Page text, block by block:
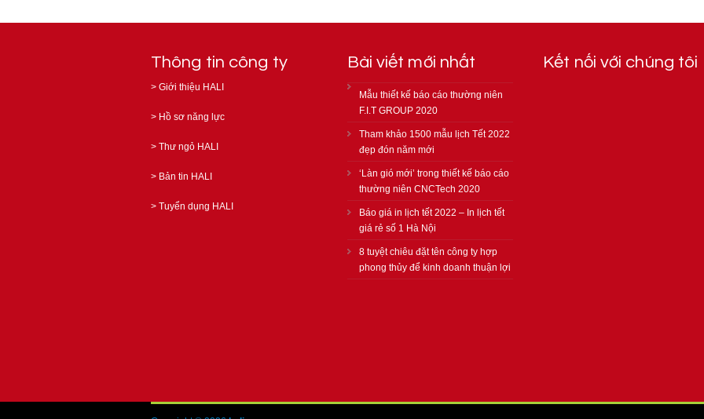
Thông tin công ty
> Giới thiệu HALI
> Hồ sơ năng lực
> Thư ngỏ HALI
> Bản tin HALI
> Tuyển dụng HALI
Bài viết mới nhất
Mẫu thiết kế báo cáo thường niên
F.I.T GROUP 2020
Tham khảo 1500 mẫu lịch Tết 2022
đẹp đón năm mới
‘Làn gió mới’ trong thiết kế báo cáo
thường niên CNCTech 2020
Báo giá in lịch tết 2022 – In lịch tết
giá rẻ số 1 Hà Nội
8 tuyệt chiêu đặt tên công ty hợp
phong thủy để kinh doanh thuận lợi
Kết nối với chúng tôi